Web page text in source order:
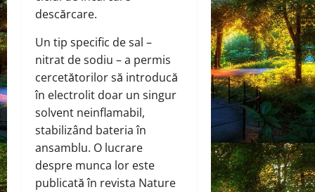
descărcare.
Un tip specific de sal –
nitrat de sodiu – a permis
cercetătorilor să introducă
în electrolit doar un singur
solvent neinflamabil,
stabilizând bateria în
ansamblu. O lucrare
despre munca lor este
publicată în revista Nature